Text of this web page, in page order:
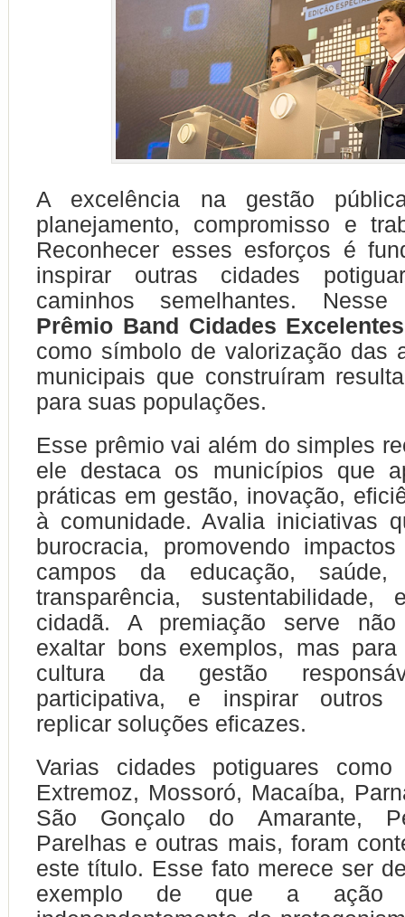
A excelência na gestão
planejamento, compromisso e
Reconhecer esses esforços é
inspirar outras cidades
caminhos semelhantes.
Prêmio Band Cidades
como símbolo de valorização das
municipais que construíram
para suas populações.
Esse prêmio vai além do simples
ele destaca os municípios que
práticas em gestão, inovação,
à comunidade. Avalia iniciativas
burocracia, promovendo
campos da educação, saúde,
transparência, sustentabilidade,
cidadã. A premiação serve
exaltar bons exemplos, mas
cultura da gestão
participativa, e inspirar outros
replicar soluções eficazes.
Varias cidades potiguares
Extremoz, Mossoró, Macaíba,
São Gonçalo do Amarante,
Parelhas e outras mais, foram
este título. Esse fato merece ser
exemplo de que a ação